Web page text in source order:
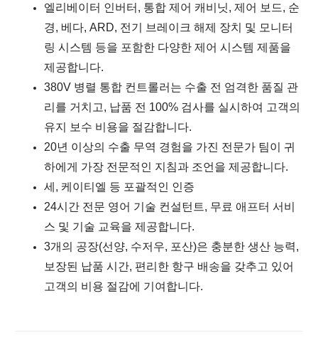
엘리베이터 인버터, 통합 제어 캐비닛, 제어 보드, 순
경, 베다, ARD, 전기 브레이크 해제 장치 및 모니터
링 시스템 등을 포함한 다양한 제어 시스템 제품을
제공합니다.
380V 병렬 통합 컨트롤러는 수출 전 엄격한 품질 관
리를 거치고, 납품 전 100% 검사를 실시하여 고객의
유지 보수 비용을 절감합니다.
20년 이상의 수출 무역 경험을 가진 전문가 팀이 귀
하에게 가장 전문적인 지침과 조언을 제공합니다.
세, 케이티엘 등 포괄적인 인증
24시간 전문 영어 기술 컨설턴트, 무료 애프터 서비
스 및 기술 교육을 제공합니다.
3개의 공장(선양, 수저우, 포산)은 충분한 생산 능력,
보장된 납품 시간, 편리한 항구 배송을 갖추고 있어
고객의 비용 절감에 기여합니다.